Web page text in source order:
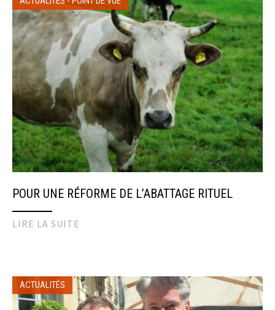
POUR UNE RÉFORME DE L’ABATTAGE RITUEL
LIRE LA SUITE
ACTUALITÉS